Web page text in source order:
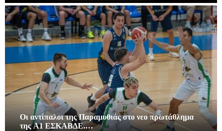
Οι αντίπαλοι της Παραμυθιάς στο νεο πρωτάθλημα
της A1 ΕΣΚΑΒΔΕ.…